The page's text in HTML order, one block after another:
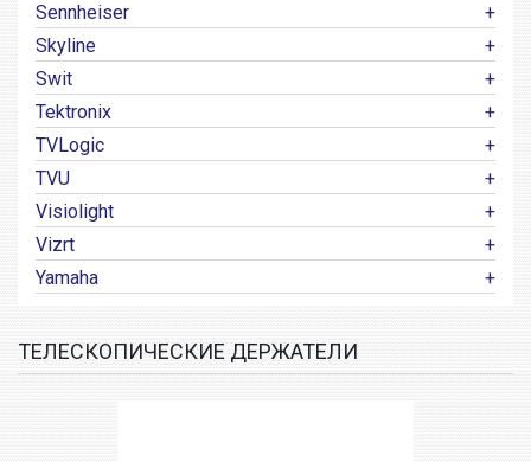
Sennheiser
Skyline
Swit
Tektronix
TVLogic
TVU
Visiolight
Vizrt
Yamaha
ТЕЛЕСКОПИЧЕСКИЕ ДЕРЖАТЕЛИ